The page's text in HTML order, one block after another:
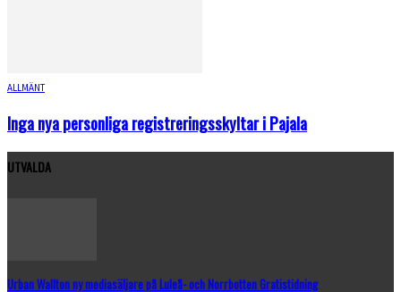
ALLMÄNT
Inga nya personliga registreringsskyltar i Pajala
UTVALDA
Urban Wallton ny mediasäljare på Luleå- och Norrbotten Gratistidning